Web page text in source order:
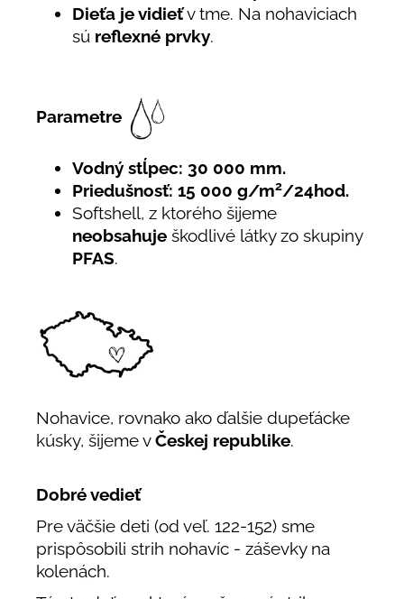
Dieťa je vidieťv tme. Na nohaviciach
sú reflexné prvky.
Parametre
Vodný stĺpec: 30 000 mm.
Priedušnosť: 15 000 g/m2/24hod.
Softshell, z ktorého šijeme
neobsahuje škodlivé látky zo skupiny
PFAS.
Nohavice, rovnako ako ďalšie dupeťácke
kúsky, šijeme vČeskej republike.
Dobré vedieť
Pre väčšie deti (od veľ. 122-152) sme
prispôsobili strih nohavíc - záševky na
kolenách.